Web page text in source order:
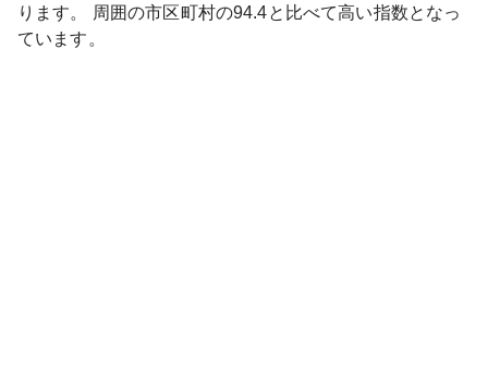
ります。
周囲の市区町村の94.4と比べて高い指数となっ
ています。